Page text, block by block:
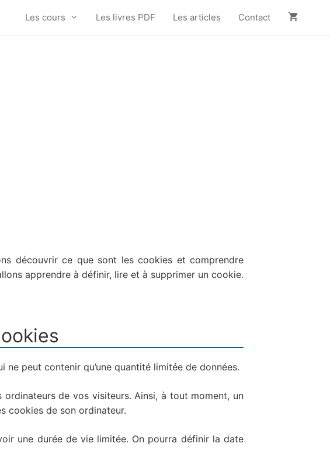
Les cours Les livres PDF Les articles Contact
découvrir ce que sont les cookies et comprendre
apprendre à définir, lire et à supprimer un cookie.
peut contenir qu’une quantité limitée de données.
de vos visiteurs. Ainsi, à tout moment, un
cookies de son ordinateur.
une durée de vie limitée. On pourra définir la date